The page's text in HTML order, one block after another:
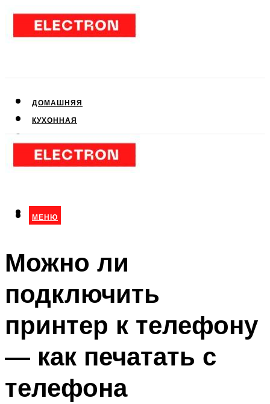
ДОМАШНЯЯ
КУХОННАЯ
КЛИМАТИЧЕСКАЯ
МЕНЮ
МЕНЮ
Можно ли
подключить
принтер к телефону
— как печатать с
телефона